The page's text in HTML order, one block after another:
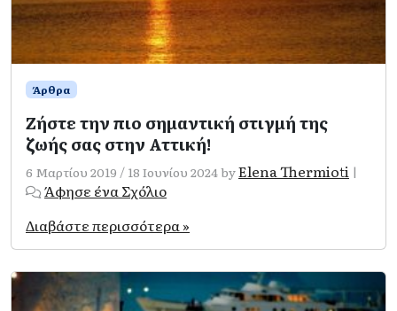
Άρθρα
Ζήστε την πιο σημαντική στιγμή της
ζωής σας στην Αττική!
6 Μαρτίου 2019 / 18 Ιουνίου 2024byElena Thermioti |
Άφησε ένα Σχόλιο
Διαβάστε περισσότερα »